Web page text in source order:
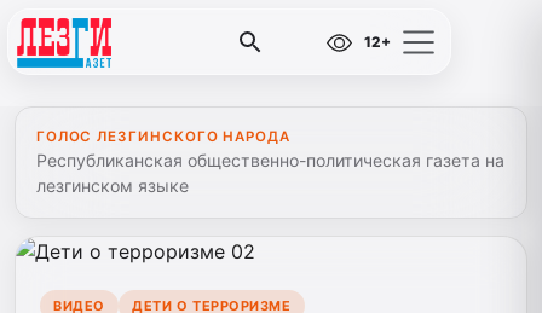
12+
ГОЛОС ЛЕЗГИНСКОГО НАРОДА
Республиканская общественно-политическая газета на
лезгинском языке
ВИДЕО ДЕТИ О ТЕРРОРИЗМЕ